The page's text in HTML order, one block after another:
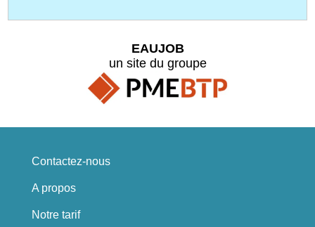
EAUJOB
un site du groupe
Contactez-nous
A propos
Notre tarif